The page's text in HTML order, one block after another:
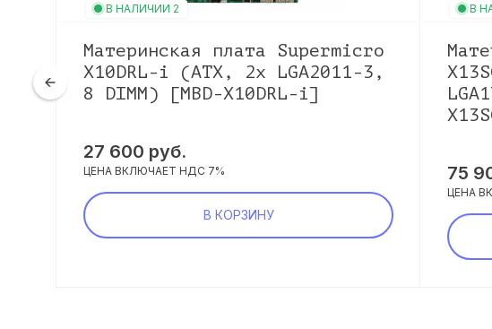
В НАЛИЧИИ 2
Материнская плата Supermicro
X10DRL-i (ATX, 2x LGA2011-3,
8 DIMM) [MBD-X10DRL-i]
27 600 руб.
ЦЕНА ВКЛЮЧАЕТ НДС 7%
В КОРЗИНУ
В
75
ЦЕНА